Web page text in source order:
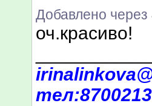
Добавлено
оч.красиво!